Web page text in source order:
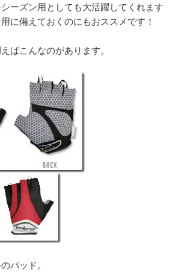
ーズン用としても大活躍してくれます
に備えておくのにもおススメです！
ばこんなのがあります。
パッド。